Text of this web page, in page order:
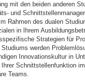
mit den beiden anderen
und
Rahmen des dualen
in Ihrem
Strategien für
Studiums werden
Innovationskultur in
Schnittstellenfunktion
Teams.